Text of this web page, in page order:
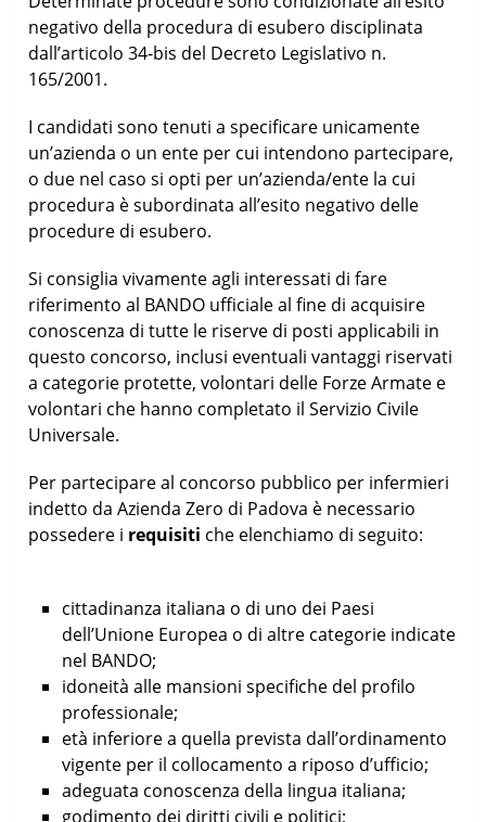
negativo della procedura di esubero disciplinata
dall’articolo 34-bis del Decreto Legislativo n.
165/2001.
I candidati sono tenuti a specificare unicamente
un’azienda o un ente per cui intendono partecipare,
o due nel caso si opti per un’azienda/ente la cui
procedura è subordinata all’esito negativo delle
procedure di esubero.
Si consiglia vivamente agli interessati di fare
riferimento al BANDO ufficiale al fine di acquisire
conoscenza di tutte le riserve di posti applicabili in
questo concorso, inclusi eventuali vantaggi riservati
a categorie protette, volontari delle Forze Armate e
volontari che hanno completato il Servizio Civile
Universale.
Per partecipare al concorso pubblico per infermieri
indetto da Azienda Zero di Padova è necessario
possedere i requisiti che elenchiamo di seguito:
cittadinanza italiana o di uno dei Paesi
dell’Unione Europea o di altre categorie indicate
nel BANDO;
idoneità alle mansioni specifiche del profilo
professionale;
età inferiore a quella prevista dall’ordinamento
vigente per il collocamento a riposo d’ufficio;
adeguata conoscenza della lingua italiana;
godimento dei diritti civili e politici;